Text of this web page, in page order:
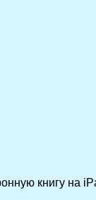
книгу на